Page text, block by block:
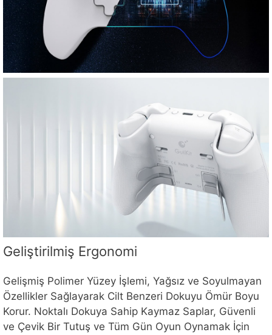
Geliştirilmiş Ergonomi
Gelişmiş Polimer Yüzey İşlemi, Yağsız ve Soyulmayan
Özellikler Sağlayarak Cilt Benzeri Dokuyu Ömür Boyu
Korur. Noktalı Dokuya Sahip Kaymaz Saplar, Güvenli
ve Çevik Bir Tutuş ve Tüm Gün Oyun Oynamak İçin